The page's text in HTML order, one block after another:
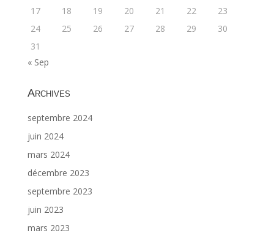
17
18 19 20 21 22
23
24
25 26 27 28 29
30
31
« Sep
Archives
septembre 2024
juin 2024
mars 2024
décembre 2023
septembre 2023
juin 2023
mars 2023